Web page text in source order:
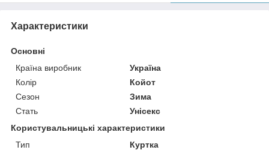
Характеристики
Основні
Країна виробник
Україна
Колір
Койот
Сезон
Зима
Стать
Унісекс
Користувальницькі характеристики
Тип
Куртка